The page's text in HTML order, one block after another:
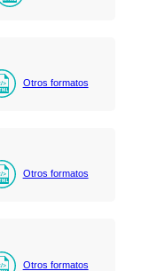
Otros formatos
Otros formatos
Otros formatos